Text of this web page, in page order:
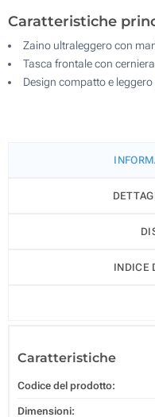
Caratteristiche
Zaino ultraleggero con
Tasca frontale con
Design compatto e
INDICE
Caratteristiche
Codice del prodotto:
Dimensioni: